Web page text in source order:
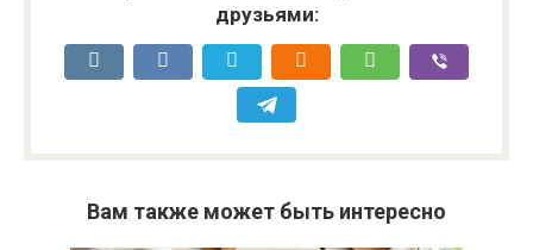
друзьями:
Вам также может быть интересно